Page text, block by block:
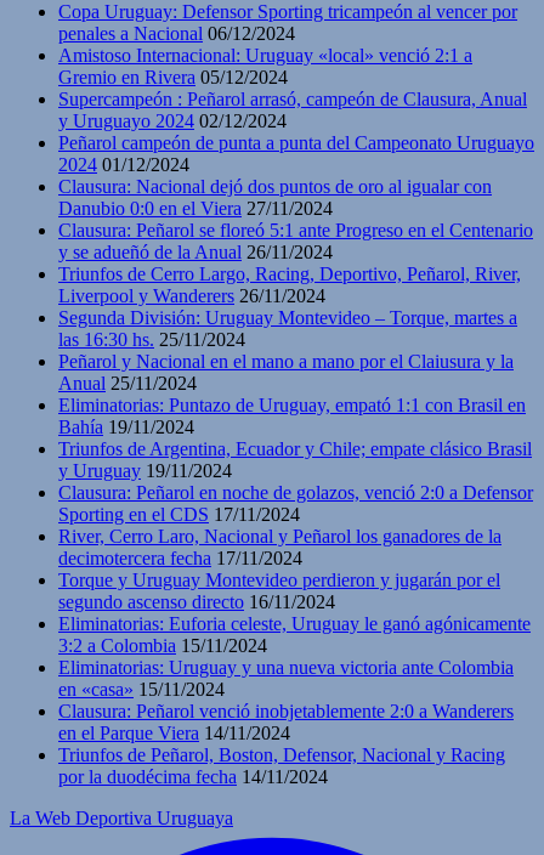
Copa Uruguay: Defensor Sporting tricampeón al vencer por
penales a Nacional 06/12/2024
Amistoso Internacional: Uruguay «local» venció 2:1 a
Gremio en Rivera 05/12/2024
Supercampeón : Peñarol arrasó, campeón de Clausura, Anual
y Uruguayo 2024 02/12/2024
Peñarol campeón de punta a punta del Campeonato Uruguayo
2024 01/12/2024
Clausura: Nacional dejó dos puntos de oro al igualar con
Danubio 0:0 en el Viera 27/11/2024
Clausura: Peñarol se floreó 5:1 ante Progreso en el Centenario
y se adueñó de la Anual 26/11/2024
Triunfos de Cerro Largo, Racing, Deportivo, Peñarol, River,
Liverpool y Wanderers 26/11/2024
Segunda División: Uruguay Montevideo – Torque, martes a
las 16:30 hs. 25/11/2024
Peñarol y Nacional en el mano a mano por el Claiusura y la
Anual 25/11/2024
Eliminatorias: Puntazo de Uruguay, empató 1:1 con Brasil en
Bahía 19/11/2024
Triunfos de Argentina, Ecuador y Chile; empate clásico Brasil
y Uruguay 19/11/2024
Clausura: Peñarol en noche de golazos, venció 2:0 a Defensor
Sporting en el CDS 17/11/2024
River, Cerro Laro, Nacional y Peñarol los ganadores de la
decimotercera fecha 17/11/2024
Torque y Uruguay Montevideo perdieron y jugarán por el
segundo ascenso directo 16/11/2024
Eliminatorias: Euforia celeste, Uruguay le ganó agónicamente
3:2 a Colombia 15/11/2024
Eliminatorias: Uruguay y una nueva victoria ante Colombia
en «casa» 15/11/2024
Clausura: Peñarol venció inobjetablemente 2:0 a Wanderers
en el Parque Viera 14/11/2024
Triunfos de Peñarol, Boston, Defensor, Nacional y Racing
por la duodécima fecha 14/11/2024
La Web Deportiva Uruguaya